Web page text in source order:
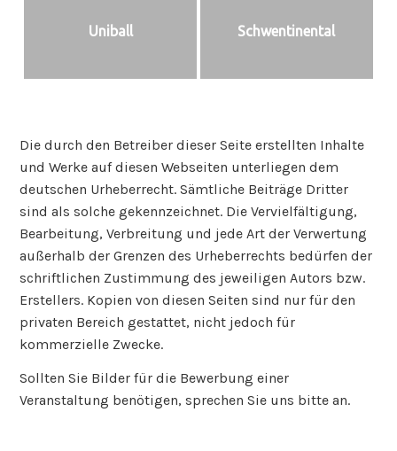
Uniball Schwentinental
Die durch den Betreiber dieser Seite erstellten Inhalte
und Werke auf diesen Webseiten unterliegen dem
deutschen Urheberrecht. Sämtliche Beiträge Dritter
sind als solche gekennzeichnet. Die Vervielfältigung,
Bearbeitung, Verbreitung und jede Art der Verwertung
außerhalb der Grenzen des Urheberrechts bedürfen der
schriftlichen Zustimmung des jeweiligen Autors bzw.
Erstellers. Kopien von diesen Seiten sind nur für den
privaten Bereich gestattet, nicht jedoch für
kommerzielle Zwecke.
Sollten Sie Bilder für die Bewerbung einer
Veranstaltung benötigen, sprechen Sie uns bitte an.